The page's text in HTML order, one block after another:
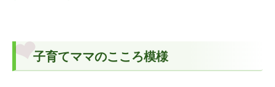
子育てママのこころ模様